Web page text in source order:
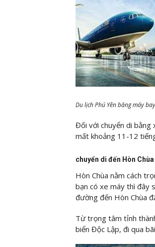
Du lịch Phú Yên bằng máy
Đối với chuyển di
mất khoảng 11-12
chuyển di đến Hòn Chùa
Hòn Chùa nằm cách
bạn có xe máy thì đây
đường đến Hòn Chùa
Từ trọng tâm tỉnh
biển Độc Lập, đi qua